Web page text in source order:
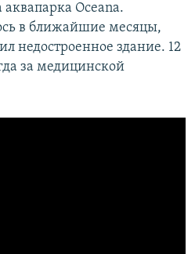
аквапарка Oceana.
в ближайшие месяцы,
недостроенное здание. 12
за медицинской